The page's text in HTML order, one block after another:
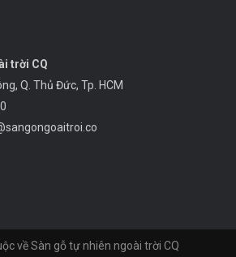
trời CQ
Q. Thủ Đức, Tp. HCM
về Sàn gỗ tự nhiên ngoài trời CQ